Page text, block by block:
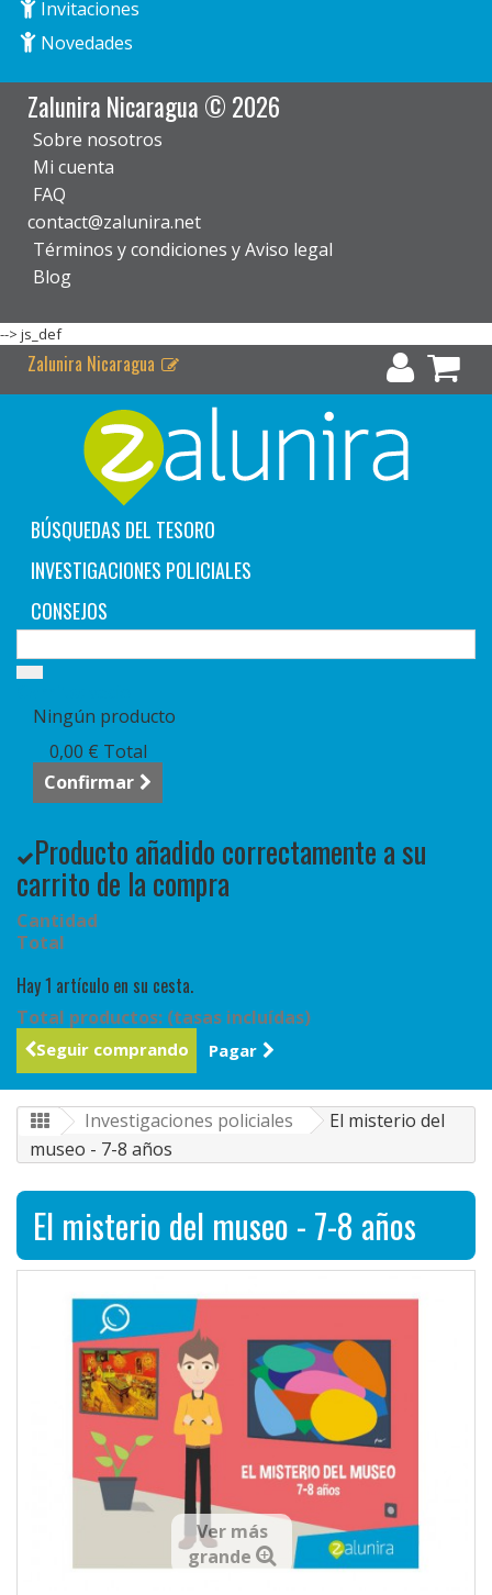
Invitaciones
Novedades
Zalunira Nicaragua © 2026
Sobre nosotros
Mi cuenta
FAQ
contact@zalunira.net
Términos y condiciones y Aviso legal
Blog
--> js_def
Zalunira Nicaragua
BÚSQUEDAS DEL TESORO
INVESTIGACIONES POLICIALES
CONSEJOS
Ningún producto
0,00 € Total
Confirmar
Producto añadido correctamente a su
carrito de la compra
Cantidad
Total
Hay 1 artículo en su cesta.
Total productos: (tasas incluídas)
Seguir comprando Pagar
Investigaciones policiales
El misterio del
museo - 7-8 años
El misterio del museo - 7-8 años
Ver más
grande